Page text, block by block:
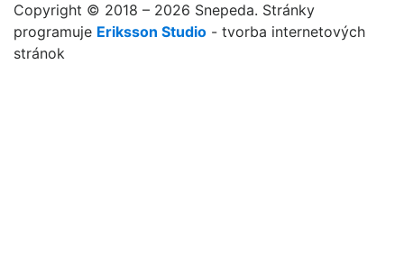
Copyright © 2018 – 2026 Snepeda. Stránky
programuje Eriksson Studio - tvorba internetových
stránok